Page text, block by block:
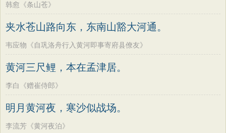
韩愈《条山苍》
夹水苍山路向东，东南山豁大河通。
韦应物《自巩洛舟行入黄河即事寄府县僚友》
黄河三尺鲤，本在孟津居。
李白《赠崔侍郎》
明月黄河夜，寒沙似战场。
李流芳《黄河夜泊》